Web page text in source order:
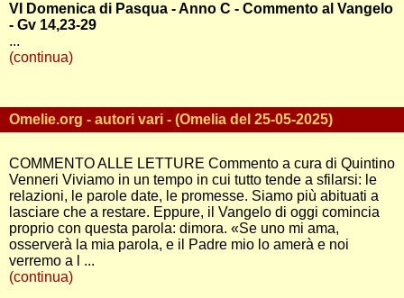
VI Domenica di Pasqua - Anno C - Commento al Vangelo
- Gv 14,23-29
...
(continua)
Omelie.org - autori vari - (Omelia del 25-05-2025)
COMMENTO ALLE LETTURE Commento a cura di Quintino
Venneri Viviamo in un tempo in cui tutto tende a sfilarsi: le
relazioni, le parole date, le promesse. Siamo più abituati a
lasciare che a restare. Eppure, il Vangelo di oggi comincia
proprio con questa parola: dimora. «Se uno mi ama,
osserverà la mia parola, e il Padre mio lo amerà e noi
verremo a l ...
(continua)